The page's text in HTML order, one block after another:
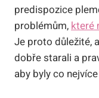
predispozice
problémům,které
Je proto důležité,
dobře starali a
aby byly co